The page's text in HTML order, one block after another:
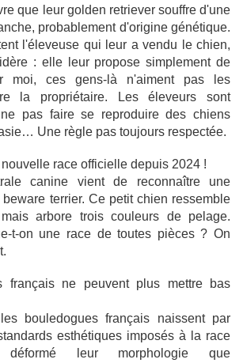
que leur golden retriever souffre d'une
probablement d'origine génétique.
l'éleveuse qui leur a vendu le chien,
: elle leur propose simplement de
moi, ces gens-là n'aiment pas les
la propriétaire. Les éleveurs sont
pas faire se reproduire des chiens
Une règle pas toujours respectée.
nouvelle race officielle depuis 2024 !
canine vient de reconnaître une
terrier. Ce petit chien ressemble
arbore trois couleurs de pelage.
t-on une race de toutes pièces ? On
français ne peuvent plus mettre bas
bouledogues français naissent par
esthétiques imposés à la race
leur morphologie que